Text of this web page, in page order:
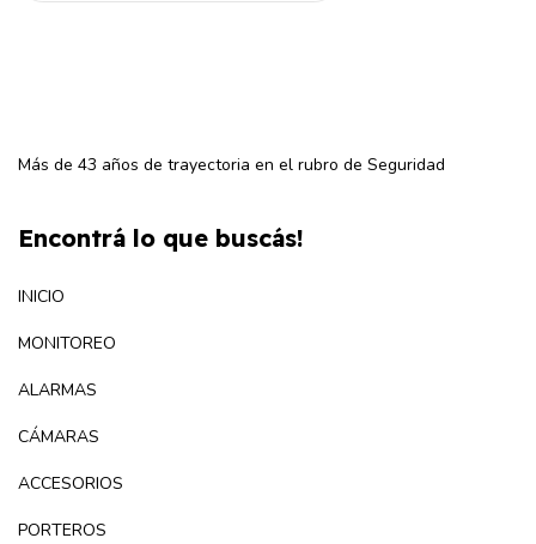
Más de 43 años de trayectoria en el rubro de Seguridad
Encontrá lo que buscás!
INICIO
MONITOREO
ALARMAS
CÁMARAS
ACCESORIOS
PORTEROS